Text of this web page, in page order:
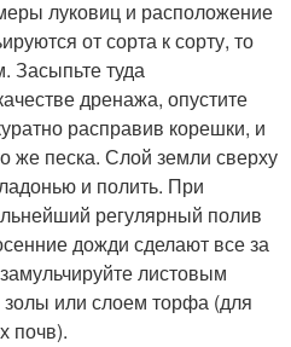
луковиц и расположение
от сорта к сорту, то
Засыпьте туда
дренажа, опустите
расправив корешки, и
же песка. Слой земли сверху
и полить. При
регулярный полив
дожди сделают все за
листовым
или слоем торфа (для
почв).